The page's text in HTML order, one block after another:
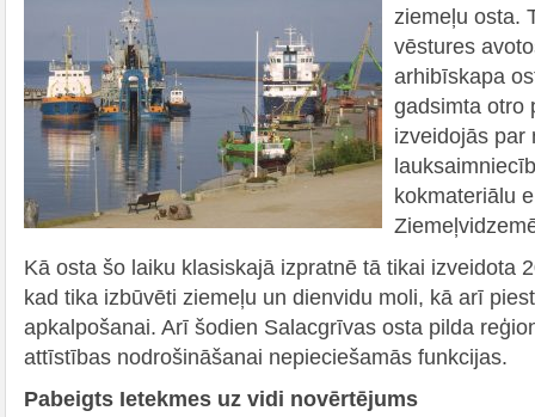
ziemeļu osta.
vēstures
arhibīskapa
gadsimta otro
izveidojās par
kokmateriālu
Kā osta šo laiku klasiskajā izpratnē tā tikai izveidota
kad tika izbūvēti ziemeļu un dienvidu moli, kā arī
apkalpošanai. Arī šodien Salacgrīvas osta pilda
attīstības nodrošināšanai nepieciešamās funkcijas.
Pabeigts Ietekmes uz vidi novērtējums